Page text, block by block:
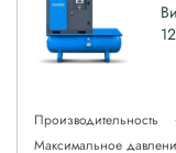
Производительность
Максимальное